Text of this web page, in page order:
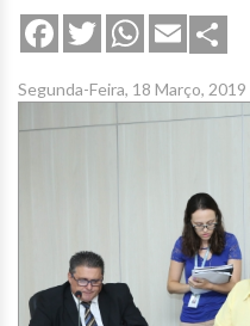
FacebookTwitterWhatsApp
Email
Segunda-Feira, 18 Março,